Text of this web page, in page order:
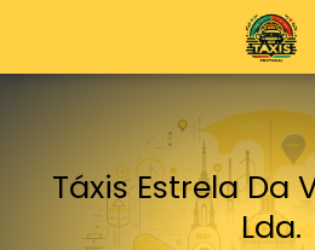
Táxis Estrela Da
Lda.